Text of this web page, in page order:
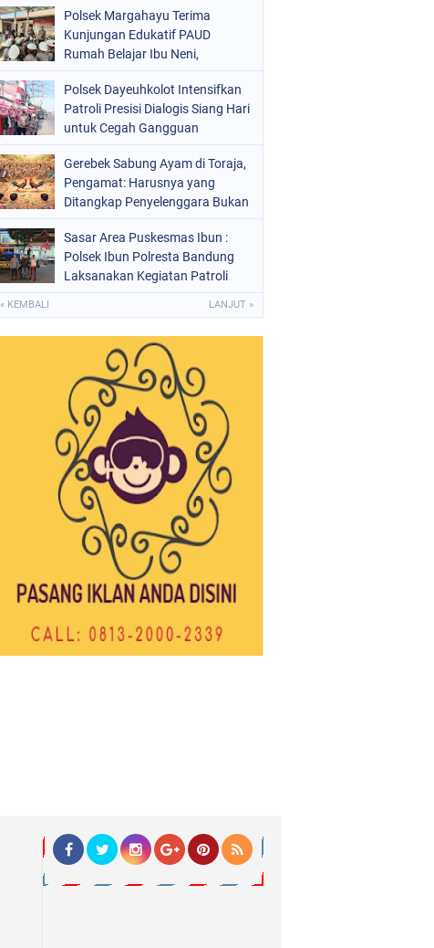
Polsek Margahayu Terima
Kunjungan Edukatif PAUD
Rumah Belajar Ibu Neni,
Anak Sejak Dini
Polsek Dayeuhkolot Intensifkan
Patroli Presisi Dialogis Siang Hari
untuk Cegah Gangguan
Gerebek Sabung Ayam di Toraja,
Pengamat: Harusnya yang
Ditangkap Penyelenggara Bukan
Sasar Area Puskesmas Ibun :
Polsek Ibun Polresta Bandung
Laksanakan Kegiatan Patroli
« KEMBALI LANJUT »